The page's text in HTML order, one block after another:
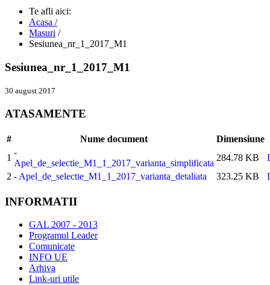
Te afli aici:
Acasa /
Masuri /
Sesiunea_nr_1_2017_M1
Sesiunea_nr_1_2017_M1
30 august 2017
ATASAMENTE
# Nume document
Dimensiune
1
-
Apel_de_selectie_M1_1_2017_varianta_simplificata
284.78 KB
2 - Apel_de_selectie_M1_1_2017_varianta_detaliata 323.25 KB
INFORMATII
GAL 2007 - 2013
Programul Leader
Comunicate
INFO UE
Arhiva
Link-uri utile